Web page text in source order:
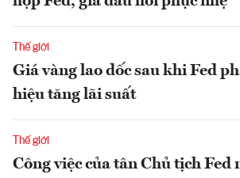
Thế giới
Giá vàng lao dốc sau khi Fed
hiệu tăng lãi suất
Thế giới
Công việc của tân Chủ tịch Fed